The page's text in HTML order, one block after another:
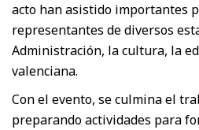
acto han asistido importantes
representantes de diversos
Administración, la cultura, la
valenciana.
Con el evento, se culmina el
preparando actividades para